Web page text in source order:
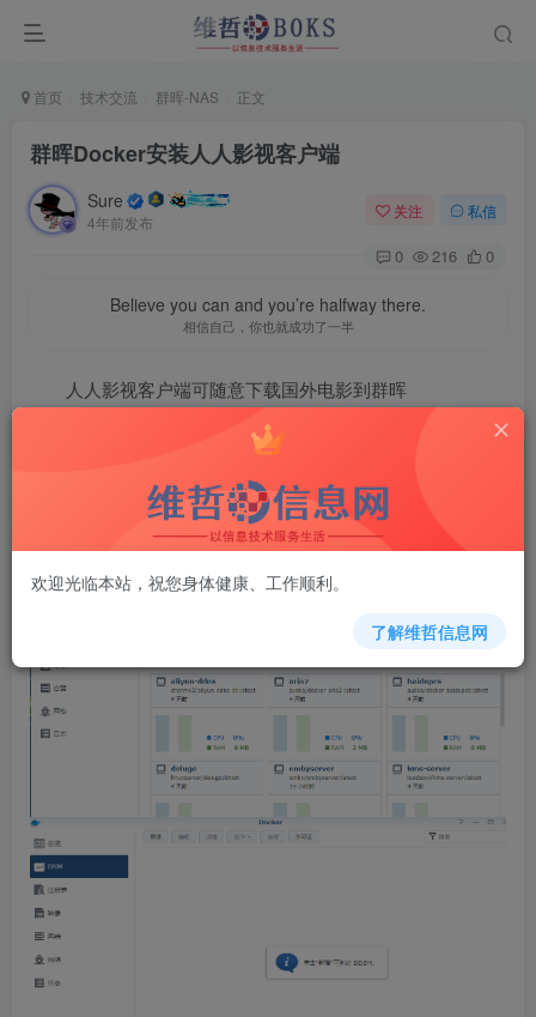
首页 技术交流 群晖-NAS 正文
群晖Docker安装人人影视客户端
Sure
4年前发布
关注 私信
0 216 0
Believe you can and you’re halfway there.
相信自己，你也就成功了一半
人人影视客户端可随意下载国外电影到群晖
所需镜像auska/docker-rrshareweb
欢迎光临本站，祝您身体健康、工作顺利。
了解维哲信息网